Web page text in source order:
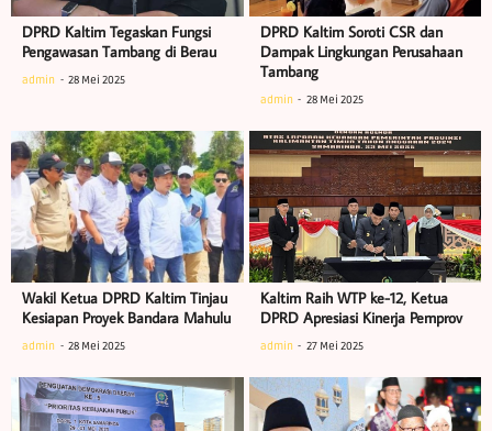
DPRD Kaltim Tegaskan Fungsi
Pengawasan Tambang di Berau
admin 28 Mei 2025
DPRD Kaltim Soroti CSR dan
Dampak Lingkungan Perusahaan
Tambang
admin 28 Mei 2025
Wakil Ketua DPRD Kaltim Tinjau
Kesiapan Proyek Bandara Mahulu
admin 28 Mei 2025
Kaltim Raih WTP ke-12, Ketua
DPRD Apresiasi Kinerja Pemprov
admin 27 Mei 2025